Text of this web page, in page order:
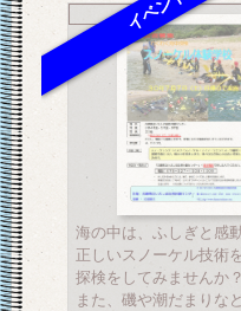
海の中は、ふしぎと感
正しいスノーケル技術
探検をしてみませんか？
また、磯や潮だまりな